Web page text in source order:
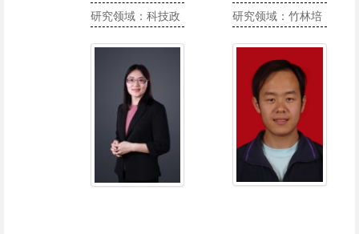
学经济与管理学院
研究领域：科技政
策与管理
业和草原局竹子研
究开发中心
研究领域：竹林培
育、国际林业发
展、国际合作